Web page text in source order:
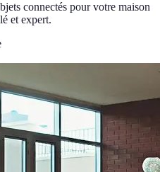
connectés pour votre maison
et expert.